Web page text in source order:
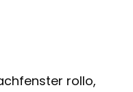
rollo,